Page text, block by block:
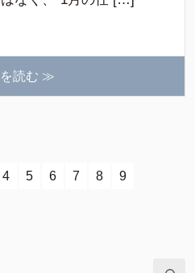
読む ≫
4 5 6 7 8 9